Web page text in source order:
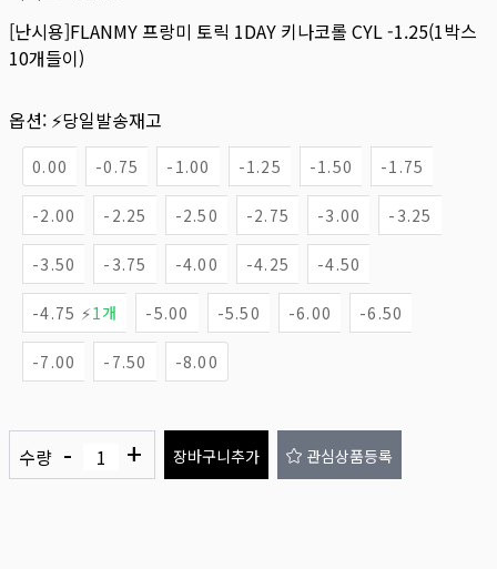
[난시용]FLANMY 프랑미 토릭 1DAY 키나코롤 CYL -1.25(1박스
10개들이)
옵션: ⚡당일발송재고
0.00 -0.75 -1.00 -1.25 -1.50 -1.75
-2.00 -2.25 -2.50 -2.75 -3.00 -3.25
-3.50 -3.75 -4.00 -4.25 -4.50
-4.75 ⚡1개 -5.00 -5.50 -6.00 -6.50
-7.00 -7.50 -8.00
수량 - + 장바구니추가 관심상품등록